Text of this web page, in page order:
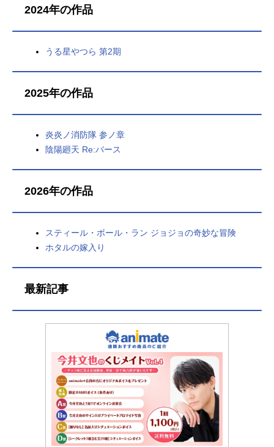
2024年の作品
うる星やつら 第2期
2025年の作品
炎炎ノ消防隊 参ノ章
陰陽廻天 Re:バース
2026年の作品
スティール・ボール・ラン ジョジョの奇妙な冒険
ホタルの嫁入り
最新記事